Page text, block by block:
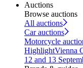
Auctions
Browse auctions
All auctions
Car auctions
Motorcycle
HighlightVienna
12 and 13